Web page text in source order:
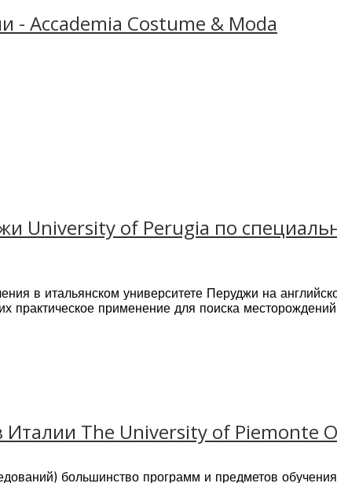
Accademia Costume & Moda
аккредитованные Министерством Образования и
становлению их творческой личности.
University of Perugia по
в итальянском университете Перуджи на
практическое применение для поиска
лабораториях и практика в нефтегазовой отрасли.
для работы в сфере нефтегазовой или
а так же дальнейшего последипломного
Италии The University of Piemonte
большинство программ и предметов